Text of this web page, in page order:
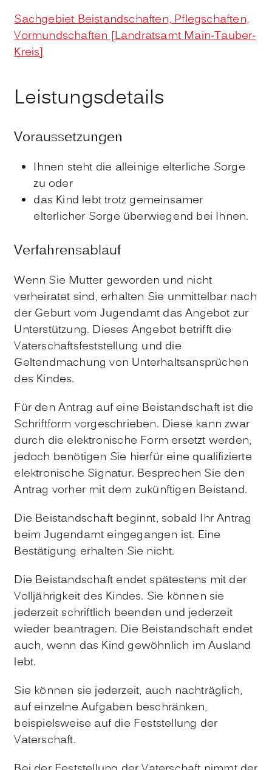
Sachgebiet Beistandschaften, Pflegschaften,
Vormundschaften [Landratsamt Main-Tauber-
Kreis]
Leistungsdetails
Voraussetzungen
Ihnen steht die alleinige elterliche Sorge
zu oder
das Kind lebt trotz gemeinsamer
elterlicher Sorge überwiegend bei Ihnen.
Verfahrensablauf
Wenn Sie Mutter geworden und nicht
verheiratet sind, erhalten Sie unmittelbar nach
der Geburt vom Jugendamt das Angebot zur
Unterstützung. Dieses Angebot betrifft die
Vaterschaftsfeststellung und die
Geltendmachung von Unterhaltsansprüchen
des Kindes.
Für den Antrag auf eine Beistandschaft ist die
Schriftform vorgeschrieben. Diese kann zwar
durch die elektronische Form ersetzt werden,
jedoch benötigen Sie hierfür eine qualifizierte
elektronische Signatur. Besprechen Sie den
Antrag vorher mit dem zukünftigen Beistand.
Die Beistandschaft beginnt, sobald Ihr Antrag
beim Jugendamt eingegangen ist. Eine
Bestätigung erhalten Sie nicht.
Die Beistandschaft endet spätestens mit der
Volljährigkeit des Kindes. Sie können sie
jederzeit schriftlich beenden und jederzeit
wieder beantragen. Die Beistandschaft endet
auch, wenn das Kind gewöhnlich im Ausland
lebt.
Sie können sie jederzeit, auch nachträglich,
auf einzelne Aufgaben beschränken,
beispielsweise auf die Feststellung der
Vaterschaft.